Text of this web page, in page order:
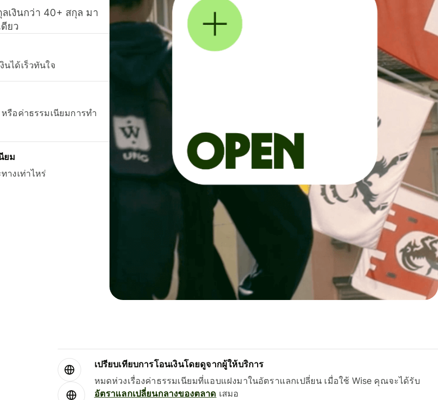
เงินกว่า 40+ สกุล มา
ยว
นได้เร็วทันใจ
รือค่าธรรมเนียมการทำ
ยม
างเท่าไหร่
เปรียบเทียบการโอนเงินโดยดูจากผู้ให้บริการ
หมดห่วงเรื่องค่าธรรมเนียมที่แอบแฝงมาในอัตราแลกเปลี่ยน เมื่อใช้ Wise คุณจะได้รับ
อัตราแลกเปลี่ยนกลางของตลาด เสมอ